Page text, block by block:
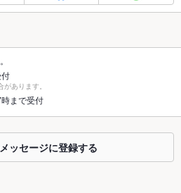
あります。
まで受付
ッセージに登録する